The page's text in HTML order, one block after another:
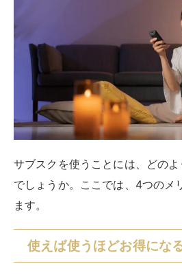
使えば使うほどお得にな
サブスクは定額で利用し放題の
どコストパフォーマンスが向上
や映画をCD・DVD・BDなどで
ん。
しかし、
楽の視聴回数が少なければ損を
画何本分か、音楽なら何曲分か